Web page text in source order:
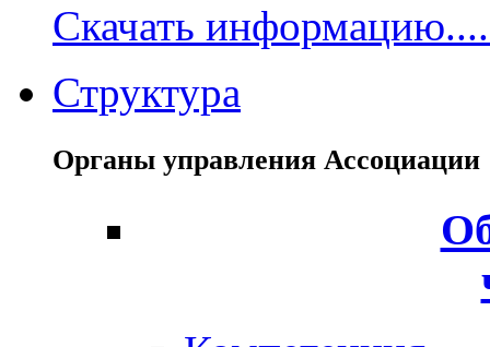
Скачать
Структура
Органы управления